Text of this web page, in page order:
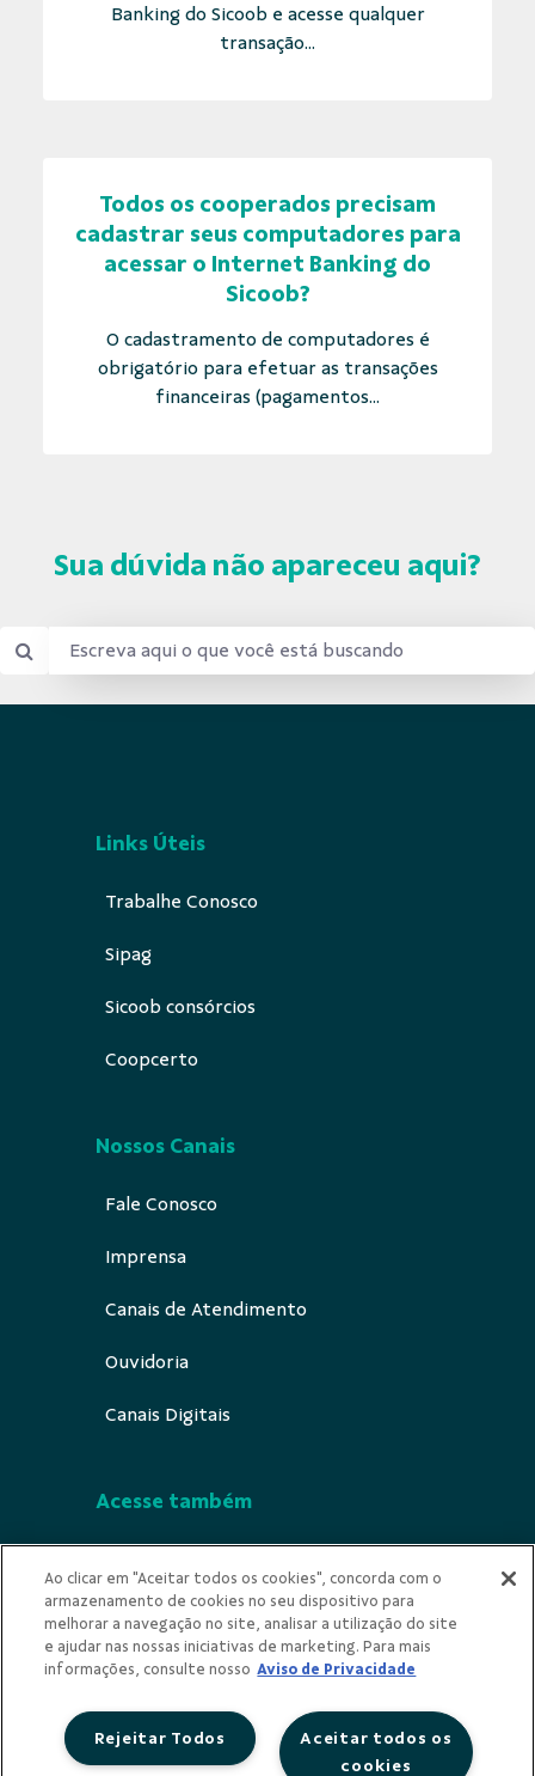
Banking do Sicoob e acesse qualquer
transação...
Todos os cooperados precisam
cadastrar seus computadores para
acessar o Internet Banking do
Sicoob?
O cadastramento de computadores é
obrigatório para efetuar as transações
financeiras (pagamentos...
Sua dúvida não apareceu aqui?
Links Úteis
Trabalhe Conosco
Sipag
Sicoob consórcios
Coopcerto
Nossos Canais
Fale Conosco
Imprensa
Canais de Atendimento
Ouvidoria
Canais Digitais
Acesse também
Indícios de Ilicitude
Privacidade
Ao clicar em "Aceitar todos os cookies", concorda com o
armazenamento de cookies no seu dispositivo para
melhorar a navegação no site, analisar a utilização do site
e ajudar nas nossas iniciativas de marketing. Para mais
informações, consulte nosso Aviso de Privacidade
Aceitar todos os
cookies
Rejeitar Todos